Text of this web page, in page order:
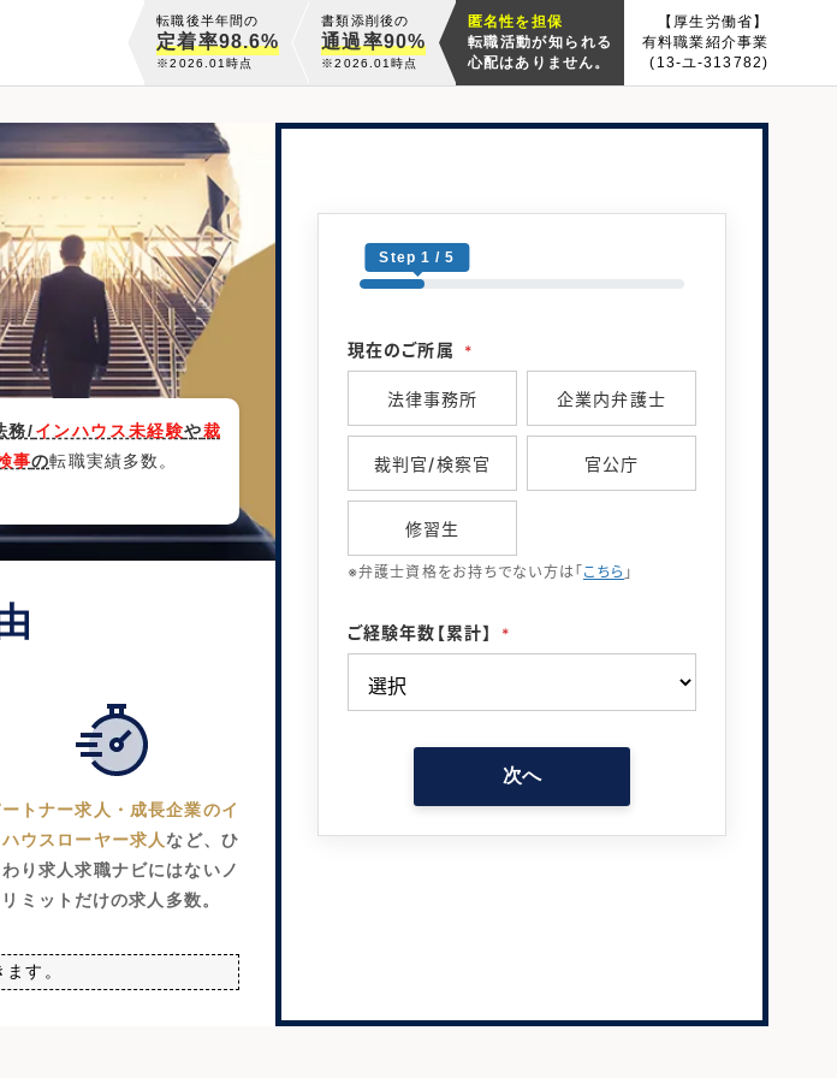
転職後半年間の
定着率98.6%
※2026.01時点
書類添削後の
通過率90%
※2026.01時点
匿名性を担保
転職活動が知られる
心配はありません。
【厚生労働省】
有料職業紹介事業
(13-ユ-313782)
務/インハウス未経験や裁
事の転職実績多数。
トナー求人・成長企業のイ
ハウスローヤー求人 など、ひ
わり求人求職ナビにはないノ
ミットだけの求人多数。
す。
Step 1 / 5
現在のご所属 *
法律事務所 企業内弁護士
裁判官/検察官 官公庁
修習生
※弁護士資格をお持ちでない方は「 こちら 」
ご経験年数【累計】 *
次へ